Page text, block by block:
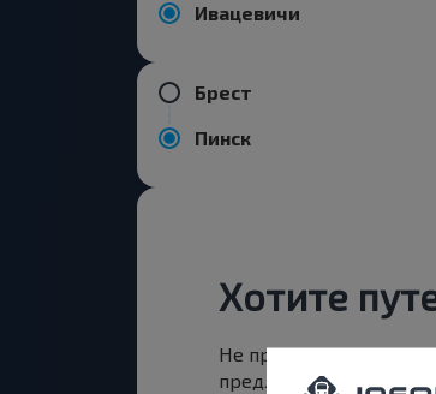
Ивацевичи
Брест
Пинск
Хотите
Не пропусти
предложения